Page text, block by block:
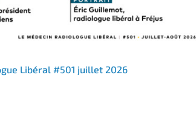
Libéral #501 juillet 2026